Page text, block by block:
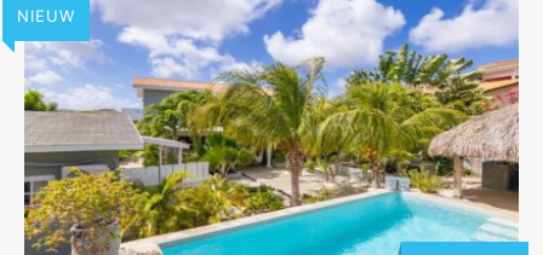
NIEUW